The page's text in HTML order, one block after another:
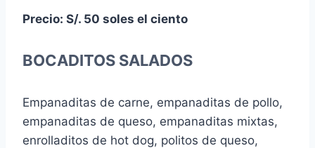
Precio: S/. 50 soles el ciento
BOCADITOS SALADOS
Empanaditas de carne, empanaditas de pollo,
empanaditas de queso, empanaditas mixtas,
enrolladitos de hot dog, politos de queso,